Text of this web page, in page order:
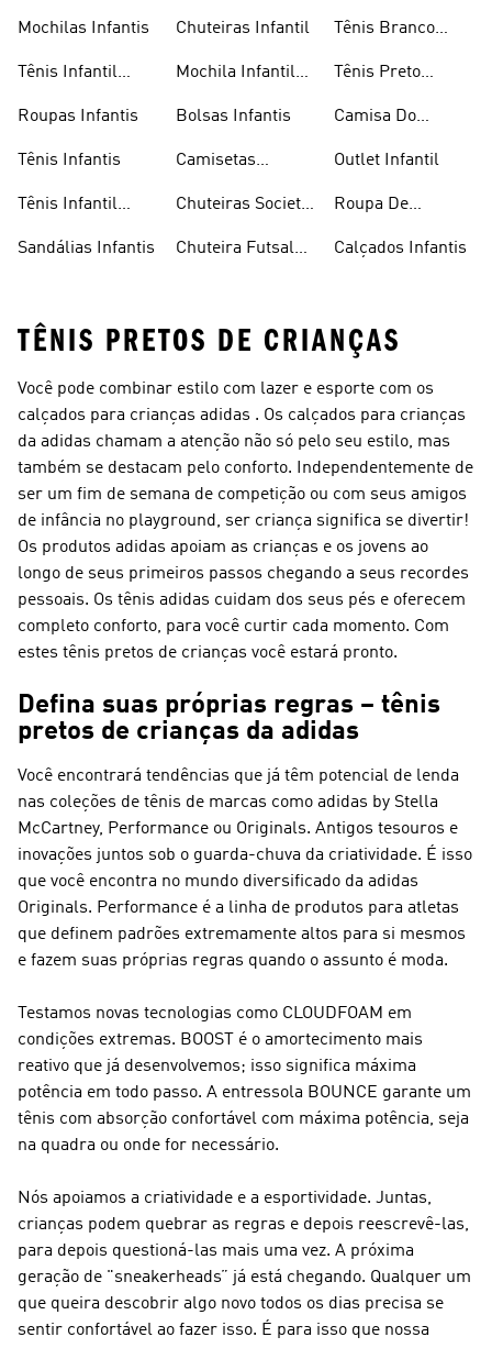
Mochilas Infantis
Tênis Infantil
Roupas Infantis
Tênis Infantis
Tênis Infantil
Sandálias Infantis
Chuteiras Infantil
Mochila Infantil
Bolsas Infantis
Camisetas
Chuteiras Society
Chuteira Futsal
Tênis Branco
Tênis Preto
Camisa Do
Outlet Infantil
Roupa De
Calçados Infantis
TÊNIS PRETOS DE CRIANÇAS
Você pode combinar estilo com lazer e esporte com os
calçados para crianças adidas . Os calçados para crianças
da adidas chamam a atenção não só pelo seu estilo, mas
também se destacam pelo conforto. Independentemente de
ser um fim de semana de competição ou com seus amigos
de infância no playground, ser criança significa se divertir!
Os produtos adidas apoiam as crianças e os jovens ao
longo de seus primeiros passos chegando a seus recordes
pessoais. Os tênis adidas cuidam dos seus pés e oferecem
completo conforto, para você curtir cada momento. Com
estes tênis pretos de crianças você estará pronto.
Defina suas próprias regras – tênis
pretos de crianças da adidas
Você encontrará tendências que já têm potencial de lenda
nas coleções de tênis de marcas como adidas by Stella
McCartney, Performance ou Originals. Antigos tesouros e
inovações juntos sob o guarda-chuva da criatividade. É isso
que você encontra no mundo diversificado da adidas
Originals. Performance é a linha de produtos para atletas
que definem padrões extremamente altos para si mesmos
e fazem suas próprias regras quando o assunto é moda.
Testamos novas tecnologias como CLOUDFOAM em
condições extremas. BOOST é o amortecimento mais
reativo que já desenvolvemos; isso significa máxima
potência em todo passo. A entressola BOUNCE garante um
tênis com absorção confortável com máxima potência, seja
na quadra ou onde for necessário.
Nós apoiamos a criatividade e a esportividade. Juntas,
crianças podem quebrar as regras e depois reescrevê-las,
para depois questioná-las mais uma vez. A próxima
geração de "sneakerheads” já está chegando. Qualquer um
que queira descobrir algo novo todos os dias precisa se
sentir confortável ao fazer isso. É para isso que nossa